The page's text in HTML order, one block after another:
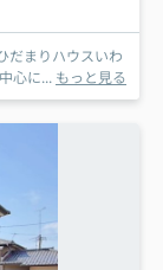
だまりハウスいわ
中心に... もっと見る